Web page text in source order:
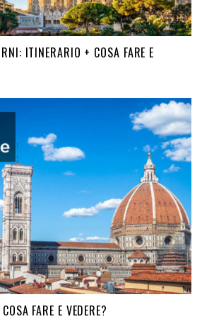
ITINERARIO + COSA FARE E
FARE E VEDERE?